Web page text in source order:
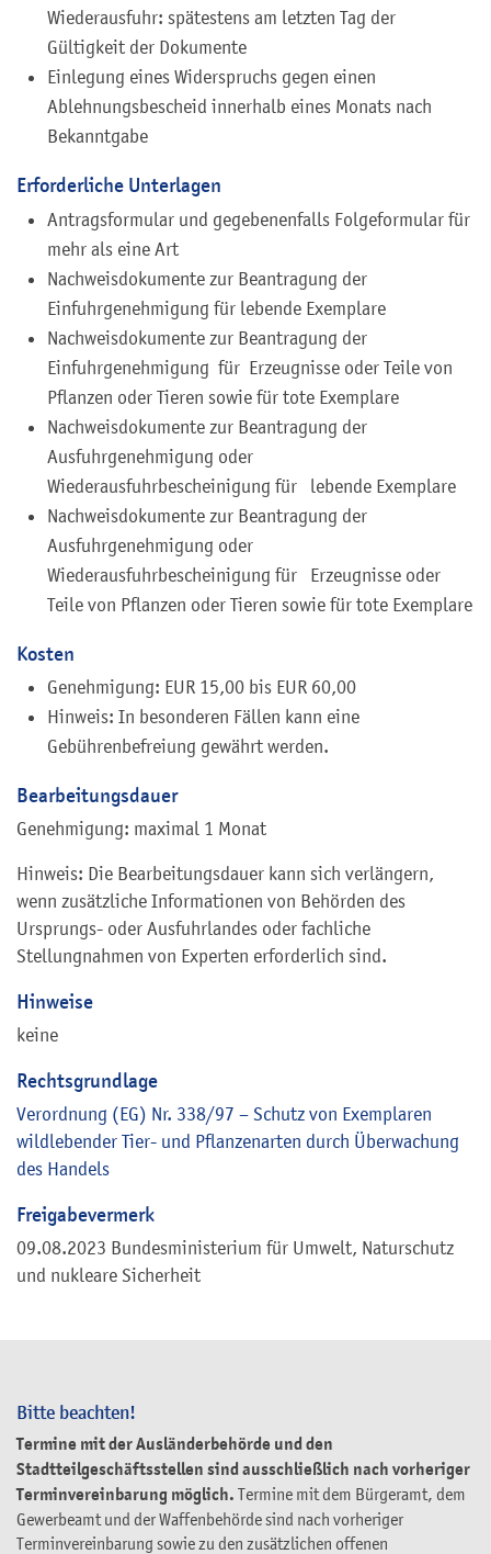
Bitte beachten!
Termine mit der Ausländerbehörde und den
Stadtteilgeschäftsstellen sind ausschließlich nach vorheriger
Terminvereinbarung möglich. Termine mit dem Bürgeramt, dem
Gewerbeamt und der Waffenbehörde sind nach vorheriger
Terminvereinbarung sowie zu den zusätzlichen offenen
Wiederausfuhr: spätestens am letzten Tag der
Gültigkeit der Dokumente
Einlegung eines Widerspruchs gegen einen
Ablehnungsbescheid innerhalb eines Monats nach
Bekanntgabe
Erforderliche Unterlagen
Antragsformular und gegebenenfalls Folgeformular für
mehr als eine Art
Nachweisdokumente zur Beantragung der
Einfuhrgenehmigung für lebende Exemplare
Nachweisdokumente zur Beantragung der
Einfuhrgenehmigung für Erzeugnisse oder Teile von
Pflanzen oder Tieren sowie für tote Exemplare
Nachweisdokumente zur Beantragung der
Ausfuhrgenehmigung oder
Wiederausfuhrbescheinigung für lebende Exemplare
Nachweisdokumente zur Beantragung der
Ausfuhrgenehmigung oder
Wiederausfuhrbescheinigung für Erzeugnisse oder
Teile von Pflanzen oder Tieren sowie für tote Exemplare
Kosten
Genehmigung: EUR 15,00 bis EUR 60,00
Hinweis: In besonderen Fällen kann eine
Gebührenbefreiung gewährt werden.
Bearbeitungsdauer
Genehmigung: maximal 1 Monat
Hinweis: Die Bearbeitungsdauer kann sich verlängern,
wenn zusätzliche Informationen von Behörden des
Ursprungs- oder Ausfuhrlandes oder fachliche
Stellungnahmen von Experten erforderlich sind.
Hinweise
keine
Rechtsgrundlage
Verordnung (EG) Nr. 338/97 – Schutz von Exemplaren
wildlebender Tier- und Pflanzenarten durch Überwachung
des Handels
Freigabevermerk
09.08.2023 Bundesministerium für Umwelt, Naturschutz
und nukleare Sicherheit